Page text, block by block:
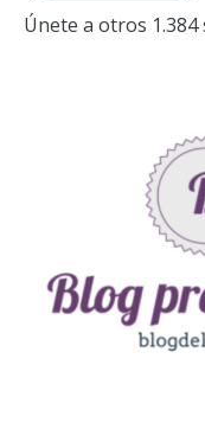
Únete a otros